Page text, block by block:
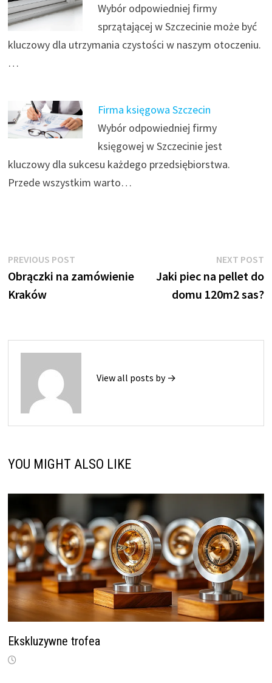
Wybór odpowiedniej firmy
sprzątającej w Szczecinie może być
kluczowy dla utrzymania czystości w naszym otoczeniu.
…
Firma księgowa Szczecin
Wybór odpowiedniej firmy
księgowej w Szczecinie jest
kluczowy dla sukcesu każdego przedsiębiorstwa.
Przede wszystkim warto…
Nawigacja
wpisu
PREVIOUS POSTPrevious
post:
Obrączki na zamówienie
Kraków
NEXT POST
Jaki piec na pellet do
domu 120m2 sas?
View all posts by →
YOU MIGHT ALSO LIKE
Ekskluzywne trofea